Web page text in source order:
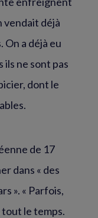
vendait déjà
On a déjà eu
ils ne sont pas
dont le
de 17
dans « des
». « Parfois,
tout le temps.